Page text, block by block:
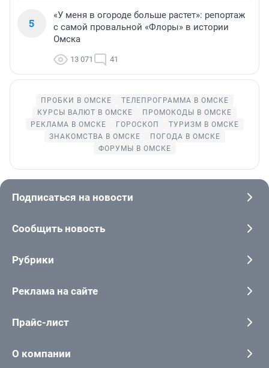
5
«У меня в огороде больше растет»: репортаж
с самой провальной «Флоры» в истории
Омска
13 071 41
ПРОБКИ В ОМСКЕ
ТЕЛЕПРОГРАММА В ОМСКЕ
КУРСЫ ВАЛЮТ В ОМСКЕ
ПРОМОКОДЫ В ОМСКЕ
РЕКЛАМА В ОМСКЕ
ГОРОСКОП
ТУРИЗМ В ОМСКЕ
ЗНАКОМСТВА В ОМСКЕ
ПОГОДА В ОМСКЕ
ФОРУМЫ В ОМСКЕ
Подписаться на новости
Сообщить новость
Рубрики
Реклама на сайте
Прайс-лист
О компании